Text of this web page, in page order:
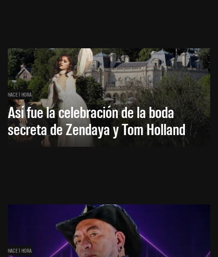
HACE 1 HORA
Así fue la celebración de la boda
secreta de Zendaya y Tom Holland
HACE 1 HORA